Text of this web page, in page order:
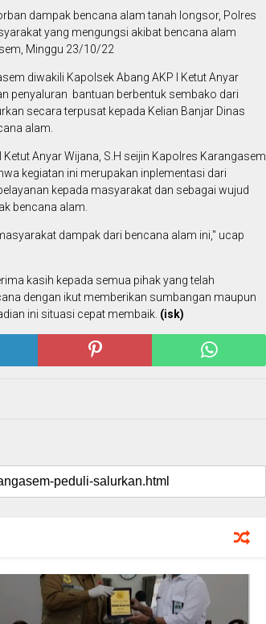
dampak bencana alam tanah longsor, Polres
yang mengungsi akibat bencana alam
Minggu 23/10/22
diwakili Kapolsek Abang AKP I Ketut Anyar
penyaluran bantuan berbentuk sembako dari
secara terpusat kepada Kelian Banjar Dinas
alam.
Anyar Wijana, S.H seijin Kapolres Karangasem
kegiatan ini merupakan inplementasi dari
kepada masyarakat dan sebagai wujud
bencana alam.
dampak dari bencana alam ini," ucap
kasih kepada semua pihak yang telah
dengan ikut memberikan sumbangan maupun
ini situasi cepat membaik. (isk)